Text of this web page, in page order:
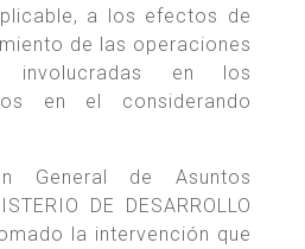
a los efectos de
de las operaciones
involucradas en los
en el considerando
General de Asuntos
DE DESARROLLO
la intervención que